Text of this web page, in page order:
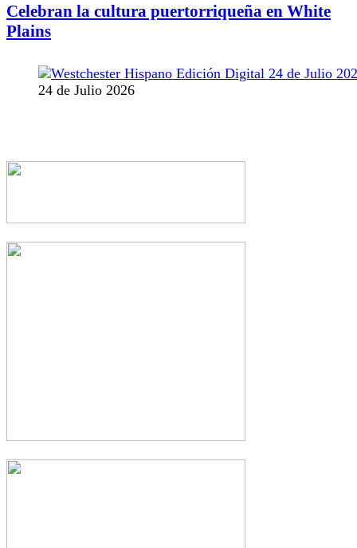
Celebran la cultura puertorriqueña en White
Plains
24 de Julio 2026